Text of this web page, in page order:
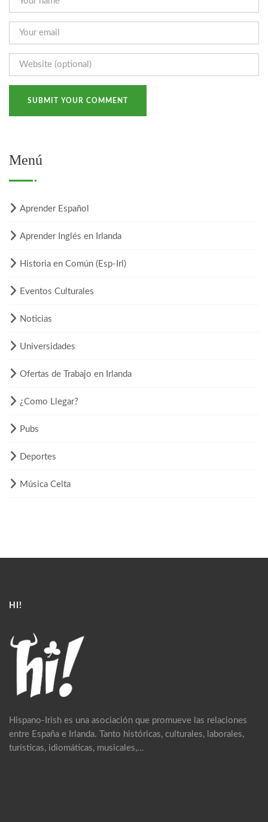
Menú
Aprender Español
Aprender Inglés en Irlanda
Historia en Común (Esp-Irl)
Eventos Culturales
Noticias
Universidades
Ofertas de Trabajo en Irlanda
¿Como Llegar?
Pubs
Deportes
Música Celta
HI!
Hispano-Irish es una asociación que promueve las relaciones
entre España e Irlanda. Tanto históricas, culturales, laborales,
turísticas, idiomáticas, musicales,…